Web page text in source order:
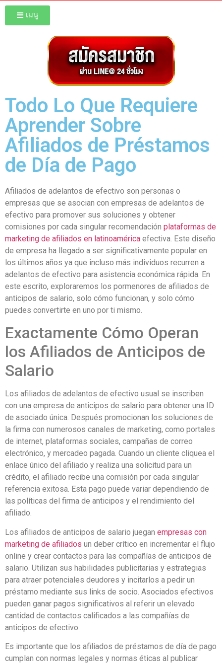
เมนู
Todo Lo Que Requiere
Aprender Sobre
Afiliados de Préstamos
de Día de Pago
Afiliados de adelantos de efectivo son personas o
empresas que se asocian con empresas de adelantos de
efectivo para promover sus soluciones y obtener
comisiones por cada singular recomendación plataformas de
marketing de afiliados en latinoamérica efectiva. Este diseño
de empresa ha llegado a ser significativamente popular en
los últimos años ya que incluso más individuos recurren a
adelantos de efectivo para asistencia económica rápida. En
este escrito, exploraremos los pormenores de afiliados de
anticipos de salario, solo cómo funcionan, y solo cómo
puedes convertirte en uno por ti mismo.
Exactamente Cómo Operan
los Afiliados de Anticipos de
Salario
Los afiliados de adelantos de efectivo usual se inscriben
con una empresa de anticipos de salario para obtener una ID
de asociado única. Después promocionan los soluciones de
la firma con numerosos canales de marketing, como portales
de internet, plataformas sociales, campañas de correo
electrónico, y mercadeo pagada. Cuando un cliente cliquea el
enlace único del afiliado y realiza una solicitud para un
crédito, el afiliado recibe una comisión por cada singular
referencia exitosa. Esta pago puede variar dependiendo de
las políticas del firma de anticipos y el rendimiento del
afiliado.
Los afiliados de anticipos de salario juegan empresas con
marketing de afiliados un deber crítico en incrementar el flujo
online y crear contactos para las compañías de anticipos de
salario. Utilizan sus habilidades publicitarias y estrategias
para atraer potenciales deudores y incitarlos a pedir un
préstamo mediante sus links de socio. Asociados efectivos
pueden ganar pagos significativos al referir un elevado
cantidad de contactos calificados a las compañías de
anticipos de efectivo.
Es importante que los afiliados de préstamos de día de pago
cumplan con normas legales y normas éticas al publicar